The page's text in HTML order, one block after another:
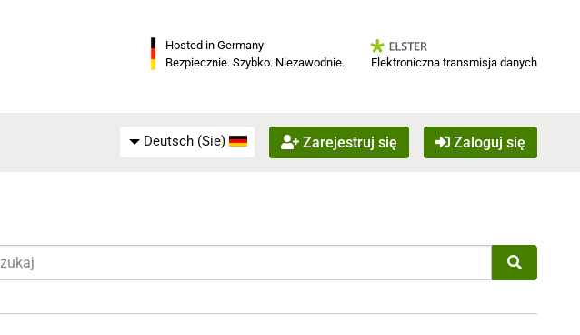
Hosted in Germany
Bezpiecznie. Szybko. Niezawodnie.
Elektroniczna transmisja danych
Deutsch (Sie) Zarejestruj się Zaloguj się